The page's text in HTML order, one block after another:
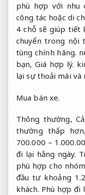
phù hợp với nhu
công tác hoặc di
4 chỗ sẽ giúp tiết
chuyển trong nội
tùng chính hãng.
bạn,Giá hợp lý.
lại sự thoải mái
Mua bán xe.
Thông thường,
thường thấp
700.000 –
đi lại hằng ngày.
phù hợp cho
đầu tư khoảng
khách. Phù hợp đi